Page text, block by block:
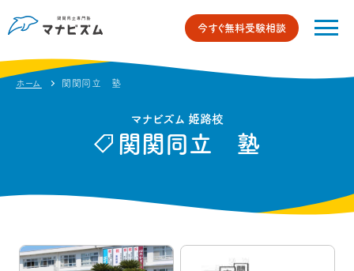
今すぐ無料受験相談
ホーム 関関同立 塾
マナビズム 姫路校
関関同立 塾